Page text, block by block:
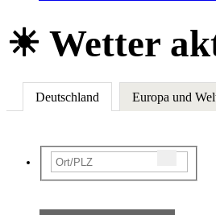
☀ Wetter
Deutschland Europa und